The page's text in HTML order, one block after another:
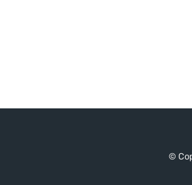
©